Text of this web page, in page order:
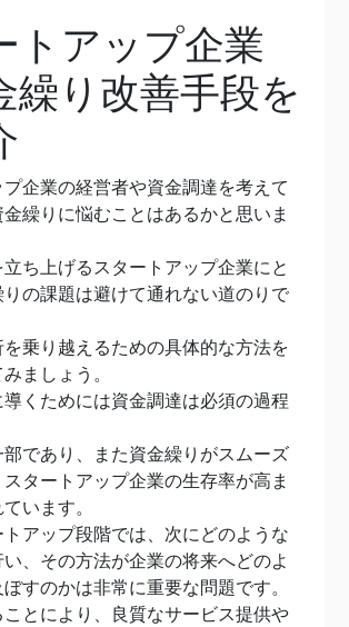
トアップ企業
繰り改善手段を
プ企業の経営者や資金調達を考えて
繰りに悩むことはあるかと思いま
ち上げるスタートアップ企業にと
りの課題は避けて通れない道のりで
乗り越えるための具体的な方法を
ましょう。
くためには資金調達は必須の過程
であり、また資金繰りがスムーズ
タートアップ企業の生存率が高ま
います。
アップ段階では、次にどのような
、その方法が企業の将来へどのよ
すのかは非常に重要な問題です。
とにより、良質なサービス提供や